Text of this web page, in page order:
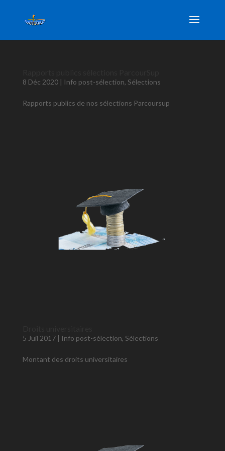
8 Déc 2020| Info post-sélection, Sélections
Rapports publics de nos sélections Parcoursup
5 Juil 2017| Info post-sélection, Sélections
Montant des droits universitaires